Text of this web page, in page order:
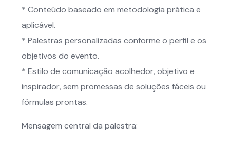
* Conteúdo baseado em metodologia prática e
aplicável.
* Palestras personalizadas conforme o perfil e os
objetivos do evento.
* Estilo de comunicação acolhedor, objetivo e
inspirador, sem promessas de soluções fáceis ou
fórmulas prontas.
Mensagem central da palestra: